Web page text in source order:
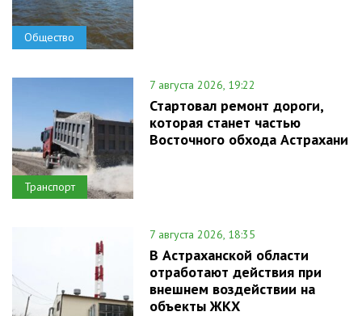
Общество
Транспорт
7 августа 2026, 19:22
Стартовал ремонт дороги,
которая станет частью
Восточного обхода Астрахани
7 августа 2026, 18:35
В Астраханской области
отработают действия при
внешнем воздействии на
объекты ЖКХ